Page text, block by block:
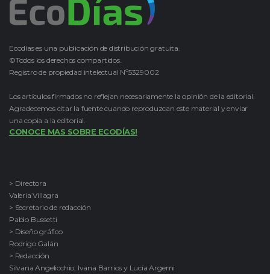
Ecodías es una publicación de distribución gratuita.
©Todos los derechos compartidos.
Registro de propiedad intelectual Nº5329002
Los artículos firmados no reflejan necesariamente la opinión de la editorial.
Agradecemos citar la fuente cuando reproduzcan este material y enviar
una copia a la editorial.
CONOCE MAS SOBRE ECODÍAS!
> Directora
Valeria Villagra
> Secretario de redacción
Pablo Bussetti
> Diseño gráfico
Rodrigo Galán
> Redacción
Silvana Angelicchio, Ivana Barrios y Lucía Argemi